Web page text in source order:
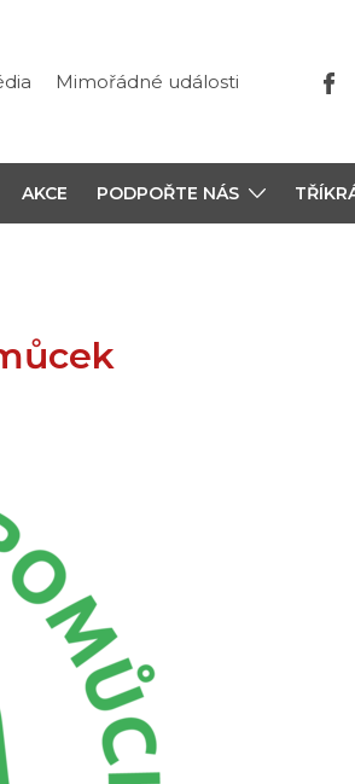
Mimořádné události
AKCE PODPOŘTE NÁS